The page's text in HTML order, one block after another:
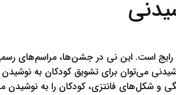
رایج است. این نی در جشن‌ها، مراسم‌های
می‌توان برای تشویق کودکان به
و شکل‌های فانتزی، کودکان را به نوشیدن